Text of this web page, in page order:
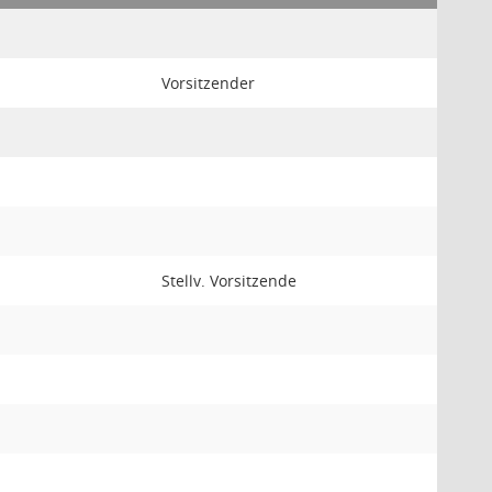
Vorsitzender
Stellv. Vorsitzende